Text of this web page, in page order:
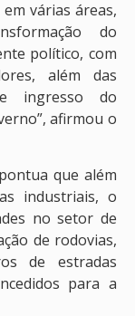
várias áreas,
do
político, com
além das
ingresso do
afirmou o
que além
industriais, o
no setor de
de rodovias,
de estradas
para a